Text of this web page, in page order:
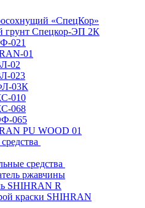
«СпецКор»
грунт Спецкор-ЭП 2К
021
01
02
023
03К
010
068
065
PU WOOD 01
средства
ржавчины
SHIHRAN R
краски SHIHRAN